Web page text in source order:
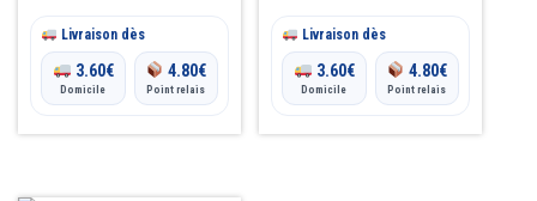
produit
Livraison dès
3.60€
Domicile
4.80€
Point relais
produit
Livraison dès
3.60€
Domicile
4.80€
Point relais